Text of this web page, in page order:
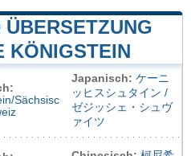
KÖNIGSTEIN
Sächsisc
Japanisch: ケーニ
ッヒスシュタイン /
ゼジッシェ・シュヴ
ァイツ